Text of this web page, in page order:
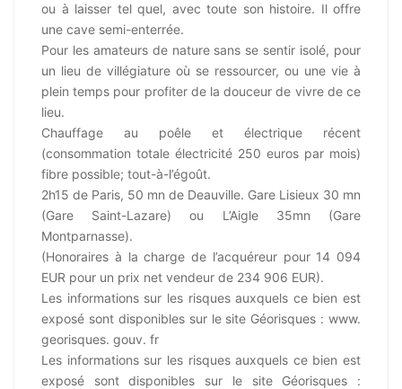
ou à laisser tel quel, avec toute son histoire. Il offre
une cave semi-enterrée.
Pour les amateurs de nature sans se sentir isolé, pour
un lieu de villégiature où se ressourcer, ou une vie à
plein temps pour profiter de la douceur de vivre de ce
lieu.
Chauffage au poêle et électrique récent
(consommation totale électricité 250 euros par mois)
fibre possible; tout-à-l’égoût.
2h15 de Paris, 50 mn de Deauville. Gare Lisieux 30 mn
(Gare Saint-Lazare) ou L’Aigle 35mn (Gare
Montparnasse).
(Honoraires à la charge de l’acquéreur pour 14 094
EUR pour un prix net vendeur de 234 906 EUR).
Les informations sur les risques auxquels ce bien est
exposé sont disponibles sur le site Géorisques : www.
georisques. gouv. fr
Les informations sur les risques auxquels ce bien est
exposé sont disponibles sur le site Géorisques :